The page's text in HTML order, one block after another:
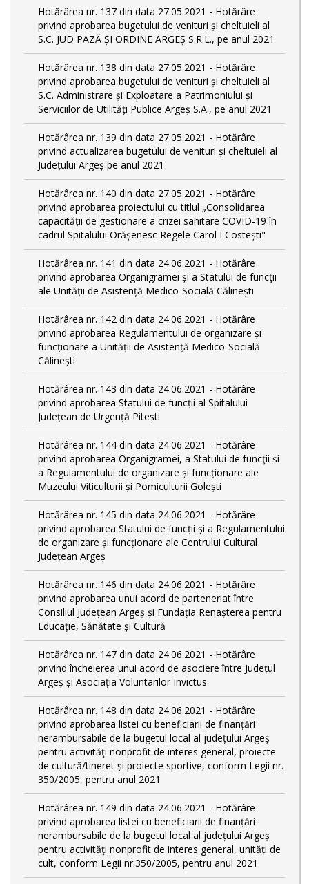
Hotărârea nr. 137 din data 27.05.2021 - Hotărâre
privind aprobarea bugetului de venituri și cheltuieli al
S.C. JUD PAZĂ ȘI ORDINE ARGEȘ S.R.L., pe anul 2021
Hotărârea nr. 138 din data 27.05.2021 - Hotărâre
privind aprobarea bugetului de venituri și cheltuieli al
S.C. Administrare și Exploatare a Patrimoniului și
Serviciilor de Utilități Publice Argeș S.A., pe anul 2021
Hotărârea nr. 139 din data 27.05.2021 - Hotărâre
privind actualizarea bugetului de venituri și cheltuieli al
Județului Argeș pe anul 2021
Hotărârea nr. 140 din data 27.05.2021 - Hotărâre
privind aprobarea proiectului cu titlul „Consolidarea
capacității de gestionare a crizei sanitare COVID-19 în
cadrul Spitalului Orășenesc Regele Carol I Costești"
Hotărârea nr. 141 din data 24.06.2021 - Hotărâre
privind aprobarea Organigramei și a Statului de funcţii
ale Unității de Asistență Medico-Socială Călinești
Hotărârea nr. 142 din data 24.06.2021 - Hotărâre
privind aprobarea Regulamentului de organizare și
funcționare a Unității de Asistență Medico-Socială
Călinești
Hotărârea nr. 143 din data 24.06.2021 - Hotărâre
privind aprobarea Statului de funcții al Spitalului
Județean de Urgență Pitești
Hotărârea nr. 144 din data 24.06.2021 - Hotărâre
privind aprobarea Organigramei, a Statului de funcţii și
a Regulamentului de organizare și funcționare ale
Muzeului Viticulturii și Pomiculturii Golești
Hotărârea nr. 145 din data 24.06.2021 - Hotărâre
privind aprobarea Statului de funcții și a Regulamentului
de organizare și funcționare ale Centrului Cultural
Județean Argeș
Hotărârea nr. 146 din data 24.06.2021 - Hotărâre
privind aprobarea unui acord de parteneriat între
Consiliul Județean Argeș și Fundația Renașterea pentru
Educație, Sănătate și Cultură
Hotărârea nr. 147 din data 24.06.2021 - Hotărâre
privind încheierea unui acord de asociere între Județul
Argeș și Asociația Voluntarilor Invictus
Hotărârea nr. 148 din data 24.06.2021 - Hotărâre
privind aprobarea listei cu beneficiarii de finanțări
nerambursabile de la bugetul local al județului Argeș
pentru activităţi nonprofit de interes general, proiecte
de cultură/tineret și proiecte sportive, conform Legii nr.
350/2005, pentru anul 2021
Hotărârea nr. 149 din data 24.06.2021 - Hotărâre
privind aprobarea listei cu beneficiarii de finanțări
nerambursabile de la bugetul local al județului Argeș
pentru activităţi nonprofit de interes general, unități de
cult, conform Legii nr.350/2005, pentru anul 2021